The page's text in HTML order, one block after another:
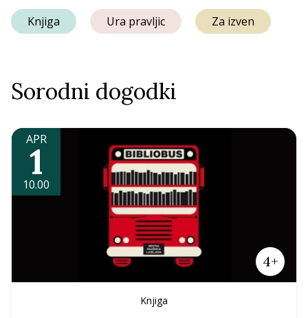
Knjiga Ura pravljic Za izven
Sorodni dogodki
APR
1
10.00
4+
Knjiga